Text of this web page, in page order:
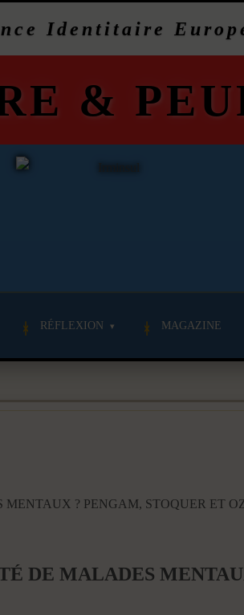
Identitaire
&
RÉFLEXION MAGAZINE
? PENGAM, STOQUER ET
DE MALADES